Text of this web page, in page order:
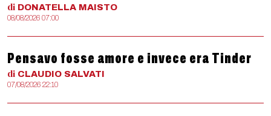
di DONATELLA MAISTO
08/08/2026 07:00
Pensavo fosse amore e invece era Tinder
di CLAUDIO SALVATI
07/08/2026 22:10